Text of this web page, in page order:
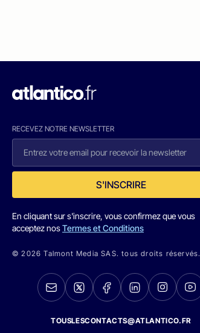
RECEVEZ NOTRE NEWSLETTER
S'INSCRIRE
En cliquant sur s'inscrire, vous confirmez que vous
acceptez nosTermes et Conditions
© 2026 Talmont Media SAS. tous droits réservés.
TOUSLESCONTACTS@ATLANTICO.FR